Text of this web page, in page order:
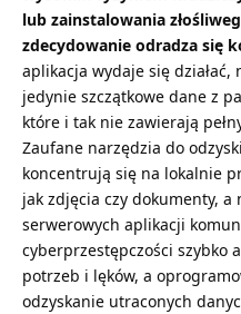
lub zainstalowania
zdecydowanie odradza się
aplikacja wydaje się działać,
jedynie szczątkowe dane z
które i tak nie zawierają
Zaufane narzędzia do
koncentrują się na lokalnie
jak zdjęcia czy dokumenty,
serwerowych aplikacji
cyberprzestępczości szybko
potrzeb i lęków, a
odzyskanie utraconych